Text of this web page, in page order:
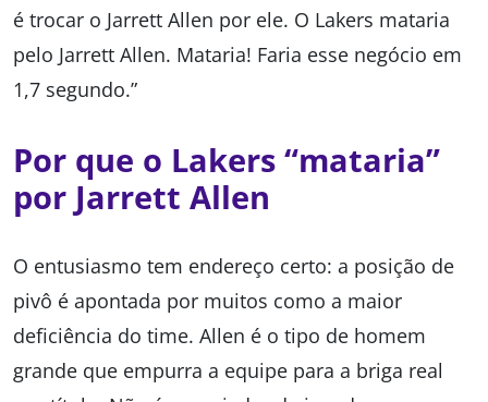
é trocar o Jarrett Allen por ele. O Lakers mataria
pelo Jarrett Allen. Mataria! Faria esse negócio em
1,7 segundo.”
Por que o Lakers “mataria”
por Jarrett Allen
O entusiasmo tem endereço certo: a posição de
pivô é apontada por muitos como a maior
deficiência do time. Allen é o tipo de homem
grande que empurra a equipe para a briga real